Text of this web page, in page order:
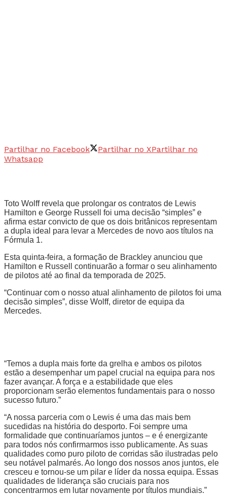
Partilhar no Facebook Partilhar no XPartilhar no
Whatsapp
Toto Wolff revela que prolongar os contratos de Lewis
Hamilton e George Russell foi uma decisão “simples” e
afirma estar convicto de que os dois britânicos representam
a dupla ideal para levar a Mercedes de novo aos títulos na
Fórmula 1.
Esta quinta-feira, a formação de Brackley anunciou que
Hamilton e Russell continuarão a formar o seu alinhamento
de pilotos até ao final da temporada de 2025.
“Continuar com o nosso atual alinhamento de pilotos foi uma
decisão simples”, disse Wolff, diretor de equipa da
Mercedes.
“Temos a dupla mais forte da grelha e ambos os pilotos
estão a desempenhar um papel crucial na equipa para nos
fazer avançar. A força e a estabilidade que eles
proporcionam serão elementos fundamentais para o nosso
sucesso futuro.”
“A nossa parceria com o Lewis é uma das mais bem
sucedidas na história do desporto. Foi sempre uma
formalidade que continuaríamos juntos – e é energizante
para todos nós confirmarmos isso publicamente. As suas
qualidades como puro piloto de corridas são ilustradas pelo
seu notável palmarés. Ao longo dos nossos anos juntos, ele
cresceu e tornou-se um pilar e líder da nossa equipa. Essas
qualidades de liderança são cruciais para nos
concentrarmos em lutar novamente por títulos mundiais.”